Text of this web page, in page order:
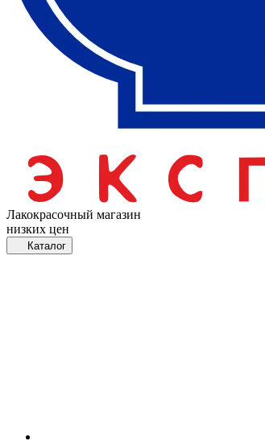
Лакокрасочный магазин
низких цен
Каталог